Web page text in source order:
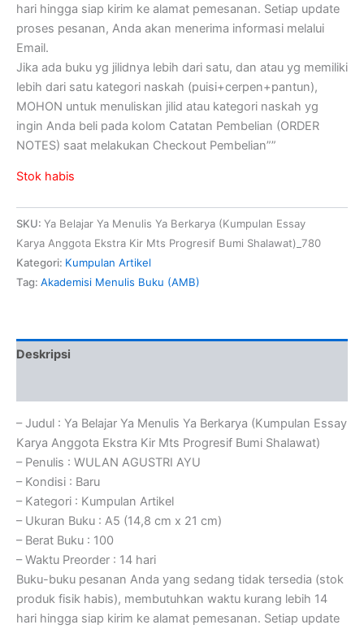
hari hingga siap kirim ke alamat pemesanan. Setiap update
proses pesanan, Anda akan menerima informasi melalui
Email.
Jika ada buku yg jilidnya lebih dari satu, dan atau yg memiliki
lebih dari satu kategori naskah (puisi+cerpen+pantun),
MOHON untuk menuliskan jilid atau kategori naskah yg
ingin Anda beli pada kolom Catatan Pembelian (ORDER
NOTES) saat melakukan Checkout Pembelian””
Stok habis
SKU: Ya Belajar Ya Menulis Ya Berkarya (Kumpulan Essay
Karya Anggota Ekstra Kir Mts Progresif Bumi Shalawat)_780
Kategori: Kumpulan Artikel
Tag: Akademisi Menulis Buku (AMB)
Deskripsi
– Judul : Ya Belajar Ya Menulis Ya Berkarya (Kumpulan Essay
Karya Anggota Ekstra Kir Mts Progresif Bumi Shalawat)
– Penulis : WULAN AGUSTRI AYU
– Kondisi : Baru
– Kategori : Kumpulan Artikel
– Ukuran Buku : A5 (14,8 cm x 21 cm)
– Berat Buku : 100
– Waktu Preorder : 14 hari
Buku-buku pesanan Anda yang sedang tidak tersedia (stok
produk fisik habis), membutuhkan waktu kurang lebih 14
hari hingga siap kirim ke alamat pemesanan. Setiap update